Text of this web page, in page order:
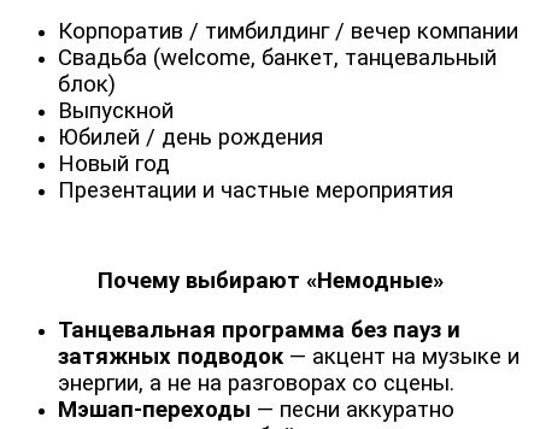
Корпоратив / тимбилдинг / вечер компании
Свадьба (welcome, банкет, танцевальный
блок)
Выпускной
Юбилей / день рождения
Новый год
Презентации и частные мероприятия
Почему выбирают «Немодные»
Танцевальная программа без пауз и
затяжных подводок — акцент на музыке и
энергии, а не на разговорах со сцены.
Мэшап-переходы — песни аккуратно